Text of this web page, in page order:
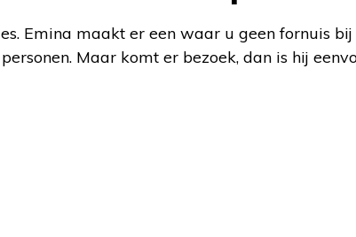
Emina maakt er een waar u geen fornuis
Maar komt er bezoek, dan is hij